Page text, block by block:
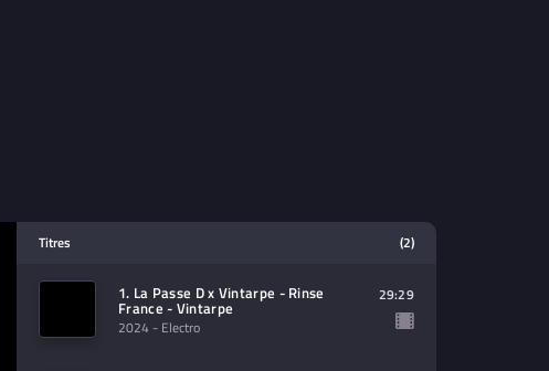
Titres (2)
1. La Passe D x Vintarpe - Rinse
France - Vintarpe
2024 - Electro
29:29